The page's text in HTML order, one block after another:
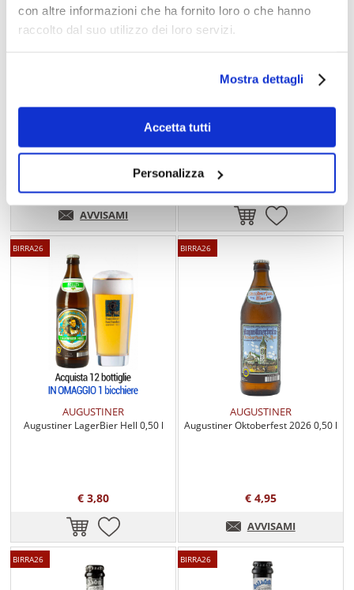
con altre informazioni che ha fornito loro o che hanno
raccolto dal suo utilizzo dei loro servizi.
Mostra dettagli
Accetta tutti
Personalizza
AVVISAMI
BIRRA26
AUGUSTINER
Augustiner LagerBier Hell 0,50 l
€ 3,80
BIRRA26
AUGUSTINER
Augustiner Oktoberfest 2026 0,50 l
€ 4,95
AVVISAMI
BIRRA26 BIRRA26